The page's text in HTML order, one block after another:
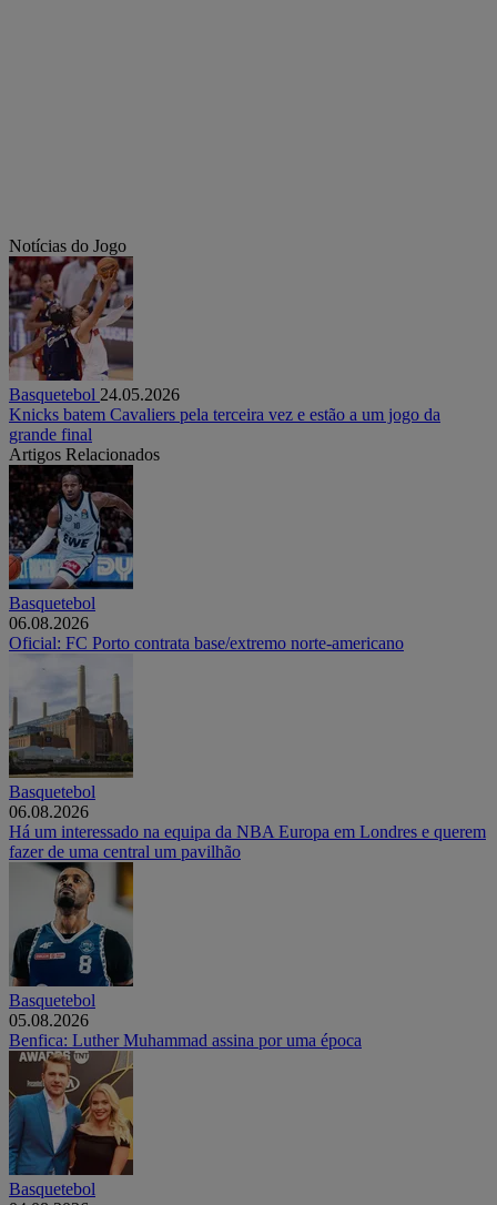
Notícias do Jogo
Basquetebol 24.05.2026
Knicks batem Cavaliers pela terceira vez e estão a um jogo da
grande final
Artigos Relacionados
Basquetebol
06.08.2026
Oficial: FC Porto contrata base/extremo norte-americano
Basquetebol
06.08.2026
Há um interessado na equipa da NBA Europa em Londres e querem
fazer de uma central um pavilhão
Basquetebol
05.08.2026
Benfica: Luther Muhammad assina por uma época
Basquetebol